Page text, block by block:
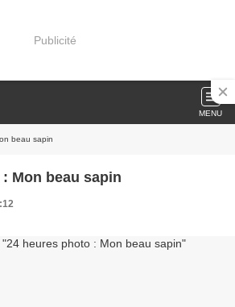
Publicité
MENU
beau sapin
Mon beau sapin